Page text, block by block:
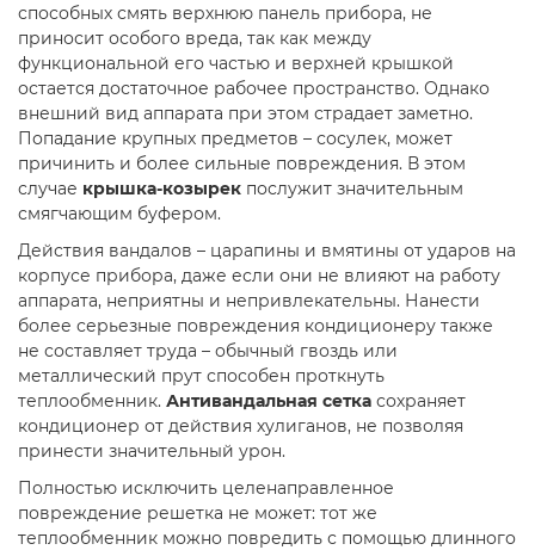
способных смять верхнюю панель прибора, не
приносит особого вреда, так как между
функциональной его частью и верхней крышкой
остается достаточное рабочее пространство. Однако
внешний вид аппарата при этом страдает заметно.
Попадание крупных предметов – сосулек, может
причинить и более сильные повреждения. В этом
случае крышка-козырек послужит значительным
смягчающим буфером.
Действия вандалов – царапины и вмятины от ударов на
корпусе прибора, даже если они не влияют на работу
аппарата, неприятны и непривлекательны. Нанести
более серьезные повреждения кондиционеру также
не составляет труда – обычный гвоздь или
металлический прут способен проткнуть
теплообменник. Антивандальная сетка сохраняет
кондиционер от действия хулиганов, не позволяя
принести значительный урон.
Полностью исключить целенаправленное
повреждение решетка не может: тот же
теплообменник можно повредить с помощью длинного